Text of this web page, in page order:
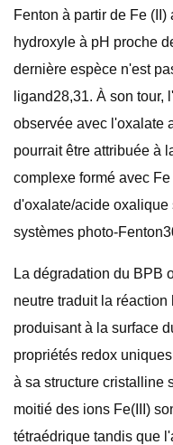
Fenton à partir de Fe
hydroxyle à pH proche
dernière espèce n'est
ligand28,31. À son tour,
observée avec l'oxalate
pourrait être attribuée à
complexe formé avec
d'oxalate/acide
systèmes photo-
La dégradation du BPB
neutre traduit la
produisant à la surface
propriétés redox
à sa structure cristalline
moitié des ions Fe(III)
tétraédrique tandis que